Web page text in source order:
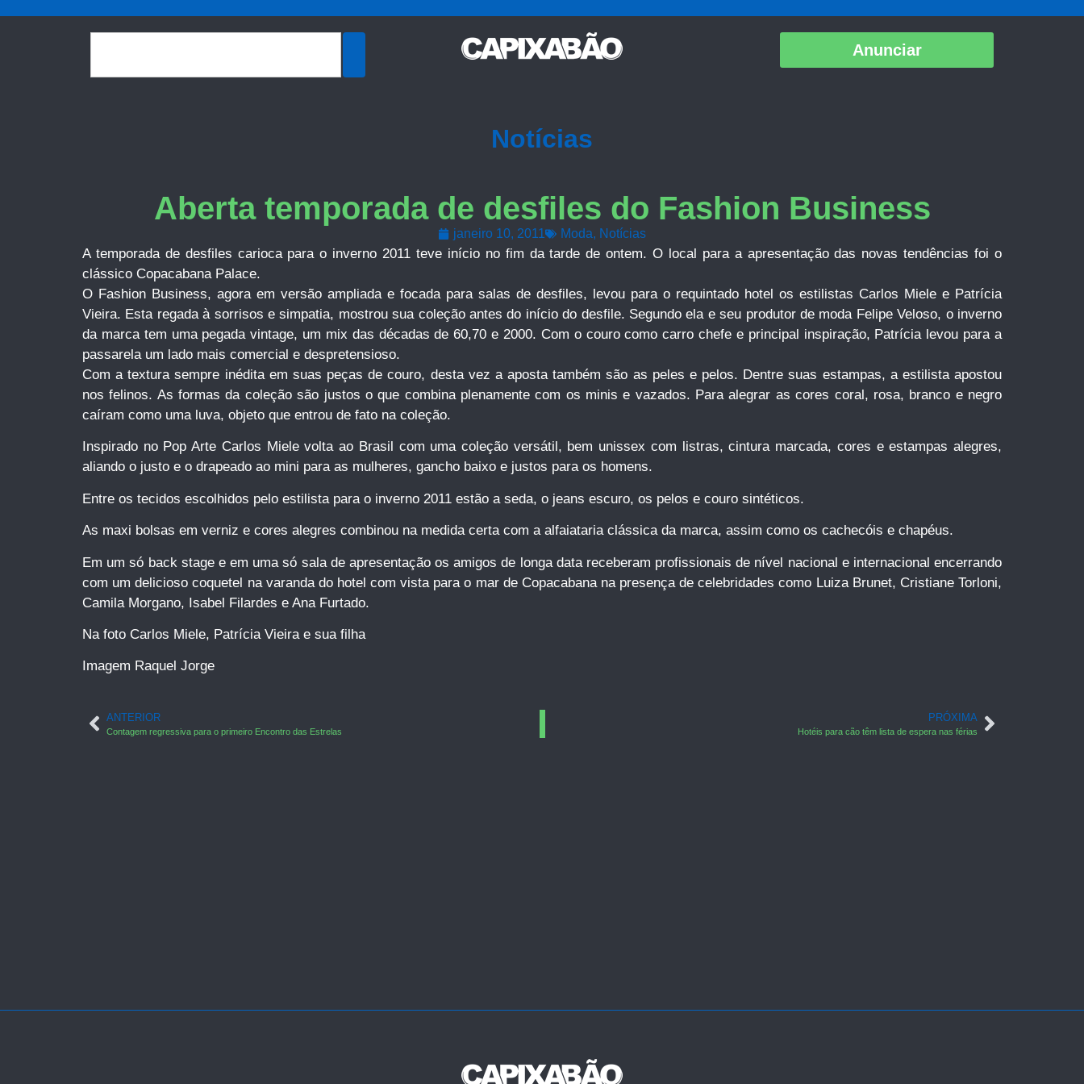
Anunciar
Notícias
Aberta temporada de desfiles do Fashion Business
janeiro 10, 2011 Moda, Notícias
A temporada de desfiles carioca para o inverno 2011 teve início no fim da tarde de ontem. O local para a apresentação das novas tendências foi o
clássico Copacabana Palace.
O Fashion Business, agora em versão ampliada e focada para salas de desfiles, levou para o requintado hotel os estilistas Carlos Miele e Patrícia
Vieira. Esta regada à sorrisos e simpatia, mostrou sua coleção antes do início do desfile. Segundo ela e seu produtor de moda Felipe Veloso, o inverno
da marca tem uma pegada vintage, um mix das décadas de 60,70 e 2000. Com o couro como carro chefe e principal inspiração, Patrícia levou para a
passarela um lado mais comercial e despretensioso.
Com a textura sempre inédita em suas peças de couro, desta vez a aposta também são as peles e pelos. Dentre suas estampas, a estilista apostou
nos felinos. As formas da coleção são justos o que combina plenamente com os minis e vazados. Para alegrar as cores coral, rosa, branco e negro
caíram como uma luva, objeto que entrou de fato na coleção.
Inspirado no Pop Arte Carlos Miele volta ao Brasil com uma coleção versátil, bem unissex com listras, cintura marcada, cores e estampas alegres,
aliando o justo e o drapeado ao mini para as mulheres, gancho baixo e justos para os homens.
Entre os tecidos escolhidos pelo estilista para o inverno 2011 estão a seda, o jeans escuro, os pelos e couro sintéticos.
As maxi bolsas em verniz e cores alegres combinou na medida certa com a alfaiataria clássica da marca, assim como os cachecóis e chapéus.
Em um só back stage e em uma só sala de apresentação os amigos de longa data receberam profissionais de nível nacional e internacional encerrando
com um delicioso coquetel na varanda do hotel com vista para o mar de Copacabana na presença de celebridades como Luiza Brunet, Cristiane Torloni,
Camila Morgano, Isabel Filardes e Ana Furtado.
Na foto Carlos Miele, Patrícia Vieira e sua filha
Imagem Raquel Jorge
ANTERIOR
Contagem regressiva para o primeiro Encontro das Estrelas
PRÓXIMA
Hotéis para cão têm lista de espera nas férias